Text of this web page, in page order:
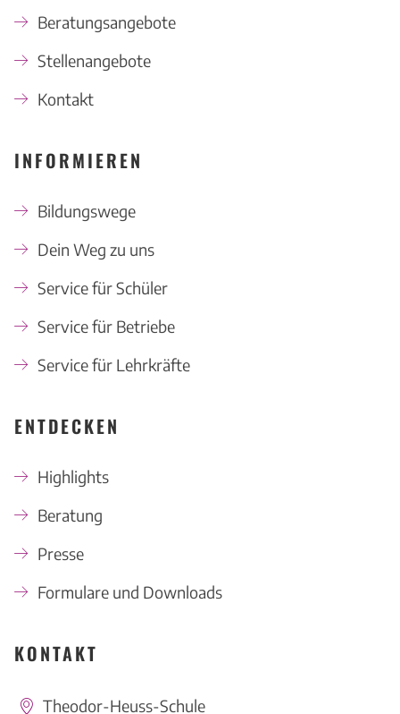
Beratungsangebote
Stellenangebote
Kontakt
INFORMIEREN
Bildungswege
Dein Weg zu uns
Service für Schüler
Service für Betriebe
Service für Lehrkräfte
ENTDECKEN
Highlights
Beratung
Presse
Formulare und Downloads
KONTAKT
Theodor-Heuss-Schule